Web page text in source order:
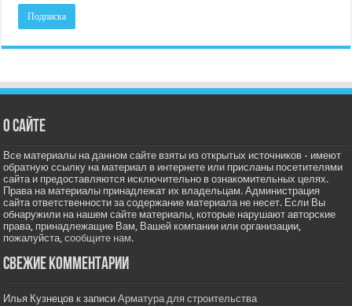
О сайте
Все материалы на данном сайте взяты из открытых источников - имеют
обратную ссылку на материал в интернете или присланы посетителями
сайта и предоставляются исключительно в ознакомительных целях.
Права на материалы принадлежат их владельцам. Администрация
сайта ответственности за содержание материала не несет. Если Вы
обнаружили на нашем сайте материалы, которые нарушают авторские
права, принадлежащие Вам, Вашей компании или организации,
пожалуйста,сообщите нам.
Свежие комментарии
Илья Кузнецов к записиАрматура для строительства